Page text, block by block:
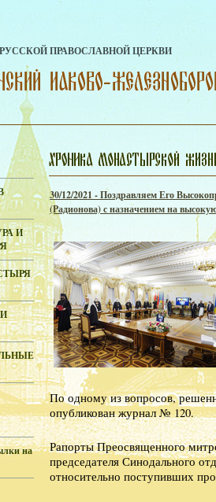
ПРАВОСЛАВНОЙ ЦЕРКВИ
И
на
30/12/2021 - Поздравляем Его
(Радионова) с назначением на
По одному из вопросов,
опубликован журнал № 120.
Рапорты Преосвященного
председателя Синодального
относительно поступивших